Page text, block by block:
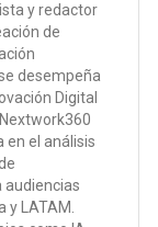
y redactor
de
desempeña
Digital
en el análisis
LATAM.